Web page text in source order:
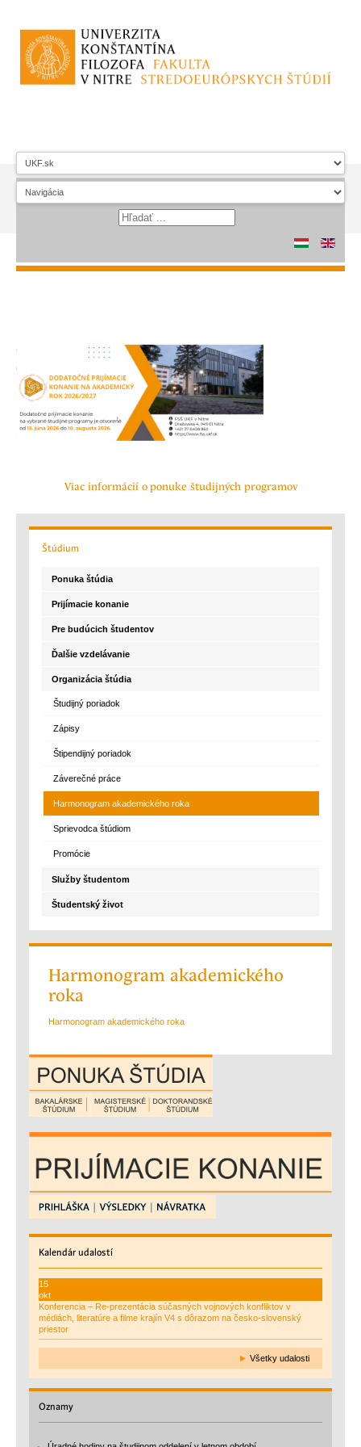
Viac informácií o ponuke študijných programov
Štúdium
Ponuka štúdia
Prijímacie konanie
Pre budúcich študentov
Ďalšie vzdelávanie
Organizácia štúdia
Študijný poriadok
Zápisy
Štipendijný poriadok
Záverečné práce
Harmonogram akademického roka
Sprievodca štúdiom
Promócie
Služby študentom
Študentský život
Harmonogram akademického
roka
Harmonogram akademického roka
Kalendárudalostí
15
okt
Konferencia – Re-prezentácia súčasných vojnových konfliktov v
médiách, literatúre a filme krajín V4 s dôrazom na česko-slovenský
priestor
► Všetky udalosti
Oznamy